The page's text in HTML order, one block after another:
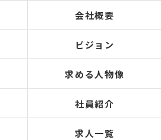
会社概要
ビジョン
求める人物像
社員紹介
求人一覧